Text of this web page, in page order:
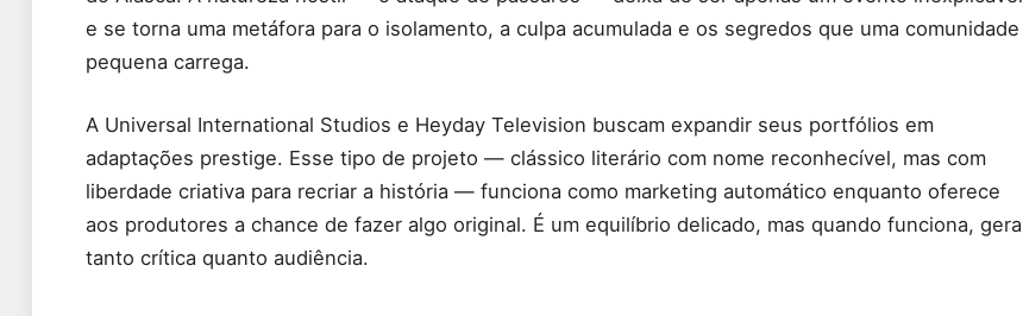
e se torna uma metáfora para o isolamento, a culpa acumulada e os segredos que uma comunidade
pequena carrega.
A Universal International Studios e Heyday Television buscam expandir seus portfólios em
adaptações prestige. Esse tipo de projeto — clássico literário com nome reconhecível, mas com
liberdade criativa para recriar a história — funciona como marketing automático enquanto oferece
aos produtores a chance de fazer algo original. É um equilíbrio delicado, mas quando funciona, gera
tanto crítica quanto audiência.